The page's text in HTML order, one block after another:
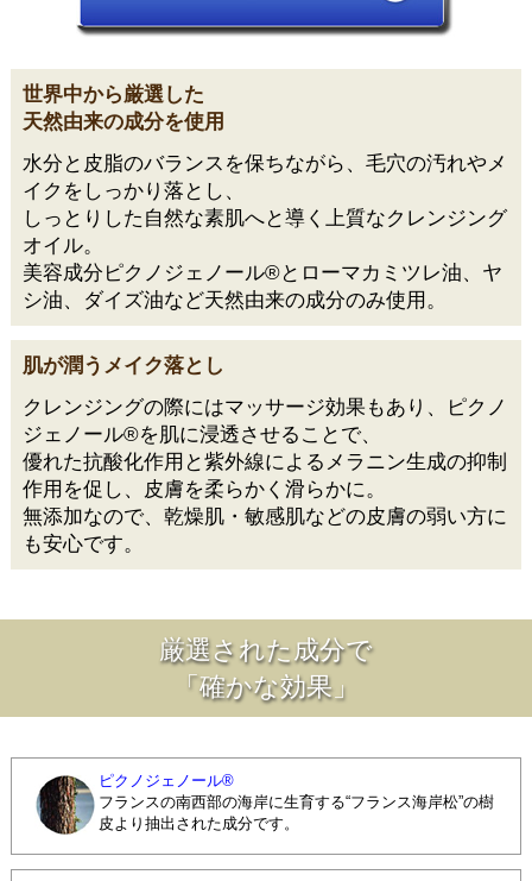
世界中から厳選した
天然由来の成分を使用
水分と皮脂のバランスを保ちながら、毛穴の汚れやメ
イクをしっかり落とし、
しっとりした自然な素肌へと導く上質なクレンジング
オイル。
美容成分ピクノジェノール®とローマカミツレ油、ヤ
シ油、ダイズ油など天然由来の成分のみ使用。
肌が潤うメイク落とし
クレンジングの際にはマッサージ効果もあり、ピクノ
ジェノール®を肌に浸透させることで、
優れた抗酸化作用と紫外線によるメラニン生成の抑制
作用を促し、皮膚を柔らかく滑らかに。
無添加なので、乾燥肌・敏感肌などの皮膚の弱い方に
も安心です。
厳選された成分で
「確かな効果」
ピクノジェノール®
フランスの南西部の海岸に生育する“フランス海岸松”の樹
皮より抽出された成分です。